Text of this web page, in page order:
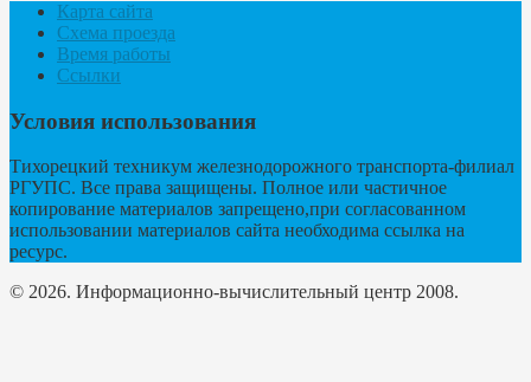
Карта сайта
Схема проезда
Время работы
Ссылки
Условия использования
Тихорецкий техникум железнодорожного транспорта-филиал
РГУПС. Все права защищены. Полное или частичное
копирование материалов запрещено,при согласованном
использовании материалов сайта необходима ссылка на
ресурс.
© 2026. Информационно-вычислительный центр 2008.